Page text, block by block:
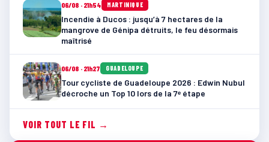
06/08 · 21h54 MARTINIQUE
Incendie à Ducos : jusqu’à 7 hectares de la
mangrove de Génipa détruits, le feu désormais
maîtrisé
06/08 · 21h27 GUADELOUPE
Tour cycliste de Guadeloupe 2026 : Edwin Nubul
décroche un Top 10 lors de la 7ᵉ étape
VOIR TOUT LE FIL →